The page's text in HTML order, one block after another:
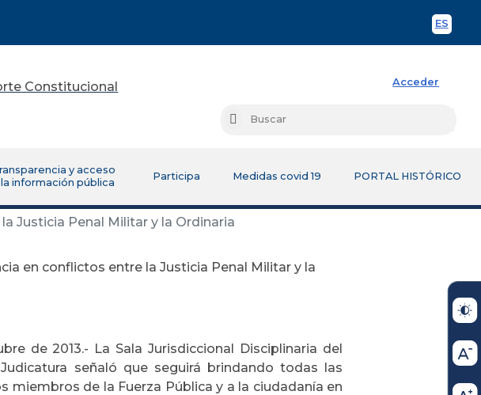
ES
Acceder
Buscar
y acceso
información pública
Participa Medidas covid 19 PORTAL HISTÓRICO
Justicia Penal Militar y la Ordinaria
en conflictos entre la Justicia Penal Militar y la
de 2013.- La Sala Jurisdiccional Disciplinaria del
señaló que seguirá brindando todas las
miembros de la Fuerza Pública y a la ciudadanía en